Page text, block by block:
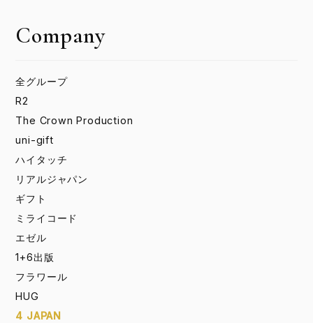
Company
全グループ
R2
The Crown Production
uni-gift
ハイタッチ
リアルジャパン
ギフト
ミライコード
エゼル
1+6出版
フラワール
HUG
4 JAPAN